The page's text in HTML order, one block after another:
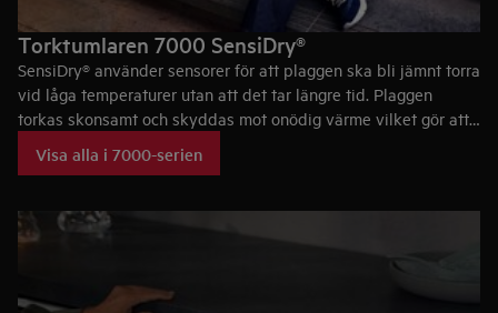
Torktumlaren 7000 SensiDry®
SensiDry® använder sensorer för att plaggen ska bli jämnt torra
vid låga temperaturer utan att det tar längre tid. Plaggen
torkas skonsamt och skyddas mot onödig värme vilket gör att
Visa alla i 7000-serien